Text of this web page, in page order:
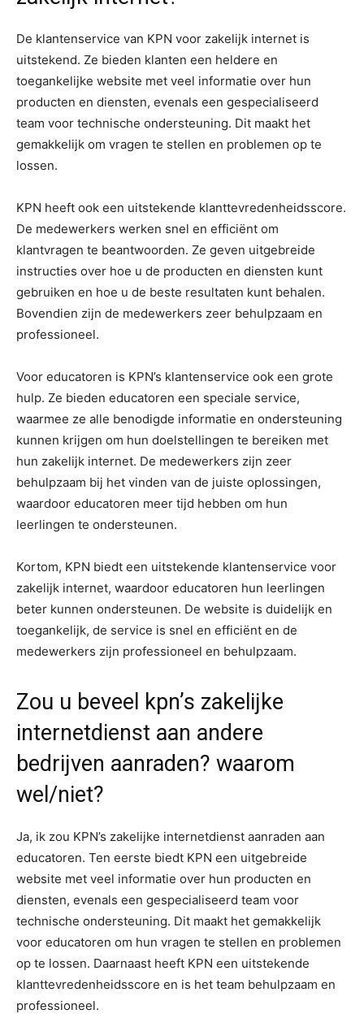
De klantenservice van KPN voor zakelijk internet is
uitstekend. Ze bieden klanten een heldere en
toegankelijke website met veel informatie over hun
producten en diensten, evenals een gespecialiseerd
team voor technische ondersteuning. Dit maakt het
gemakkelijk om vragen te stellen en problemen op te
lossen.
KPN heeft ook een uitstekende klanttevredenheidsscore.
De medewerkers werken snel en efficiënt om
klantvragen te beantwoorden. Ze geven uitgebreide
instructies over hoe u de producten en diensten kunt
gebruiken en hoe u de beste resultaten kunt behalen.
Bovendien zijn de medewerkers zeer behulpzaam en
professioneel.
Voor educatoren is KPN’s klantenservice ook een grote
hulp. Ze bieden educatoren een speciale service,
waarmee ze alle benodigde informatie en ondersteuning
kunnen krijgen om hun doelstellingen te bereiken met
hun zakelijk internet. De medewerkers zijn zeer
behulpzaam bij het vinden van de juiste oplossingen,
waardoor educatoren meer tijd hebben om hun
leerlingen te ondersteunen.
Kortom, KPN biedt een uitstekende klantenservice voor
zakelijk internet, waardoor educatoren hun leerlingen
beter kunnen ondersteunen. De website is duidelijk en
toegankelijk, de service is snel en efficiënt en de
medewerkers zijn professioneel en behulpzaam.
Zou u beveel kpn’s zakelijke
internetdienst aan andere
bedrijven aanraden? waarom
wel/niet?
Ja, ik zou KPN’s zakelijke internetdienst aanraden aan
educatoren. Ten eerste biedt KPN een uitgebreide
website met veel informatie over hun producten en
diensten, evenals een gespecialiseerd team voor
technische ondersteuning. Dit maakt het gemakkelijk
voor educatoren om hun vragen te stellen en problemen
op te lossen. Daarnaast heeft KPN een uitstekende
klanttevredenheidsscore en is het team behulpzaam en
professioneel.